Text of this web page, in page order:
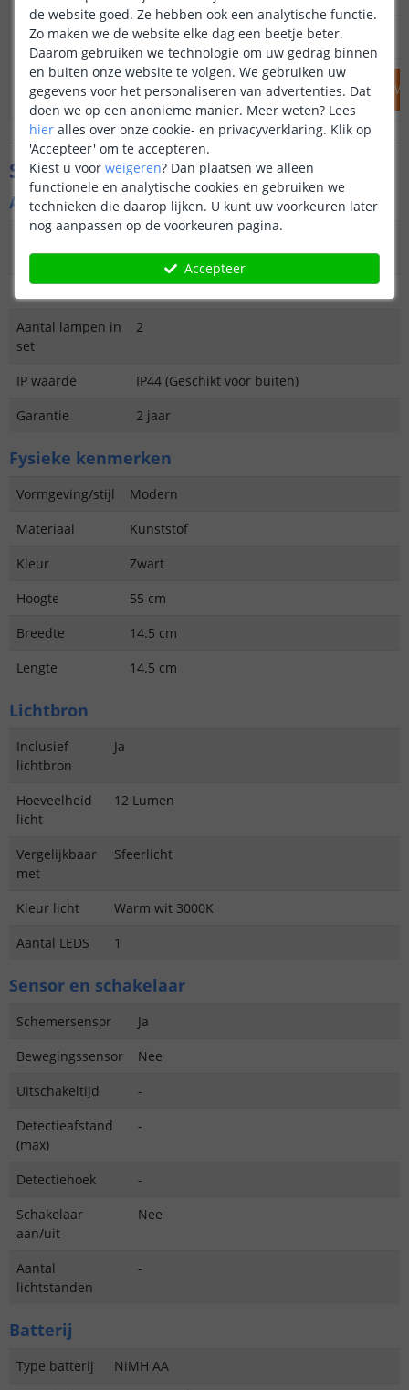
OP VOORRAAD 35, 90 32,95
IN WINKELWAGEN
NIET OP VOORRAAD
IN
Specificaties
Algemene kenmerken
Type
buitenverlichting
Aantal lampen in
set
2
IP waarde
IP44 (Geschikt voor buiten)
Garantie
2 jaar
Fysieke kenmerken
Vormgeving/stijl
Modern
Materiaal
Kunststof
Kleur
Zwart
Hoogte
55 cm
Breedte
14.5 cm
Lengte
14.5 cm
Lichtbron
Inclusief
lichtbron
Ja
Hoeveelheid
licht
12 Lumen
Vergelijkbaar
met
Sfeerlicht
Kleur licht
Warm wit 3000K
Aantal LEDS
1
Sensor en schakelaar
Schemersensor
Ja
Bewegingssensor
Nee
Uitschakeltijd
-
Detectieafstand
(max)
-
Detectiehoek
-
Schakelaar
aan/uit
Nee
Aantal
lichtstanden
-
Batterij
Type batterij
NiMH AA
de website goed. Ze hebben ook een analytische functie.
Zo maken we de website elke dag een beetje beter.
Daarom gebruiken we technologie om uw gedrag binnen
en buiten onze website te volgen. We gebruiken uw
gegevens voor het personaliseren van advertenties. Dat
doen we op een anonieme manier. Meer weten? Lees
hier alles over onze cookie- en privacyverklaring. Klik op
'Accepteer' om te accepteren.
Kiest u voor weigeren? Dan plaatsen we alleen
functionele en analytische cookies en gebruiken we
technieken die daarop lijken. U kunt uw voorkeuren later
nog aanpassen op de voorkeuren pagina.
Accepteer